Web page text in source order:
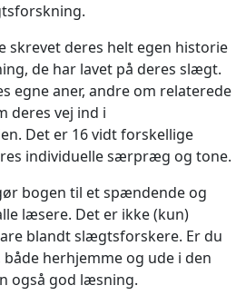
skrevet deres helt egen historie
de har lavet på deres slægt.
egne aner, andre om relaterede
deres vej ind i
Det er 16 vidt forskellige
individuelle særpræg og tone.
bogen til et spændende og
læsere. Det er ikke (kun)
blandt slægtsforskere. Er du
herhjemme og ude i den
også god læsning.